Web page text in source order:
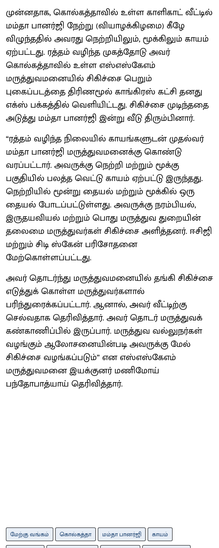
முன்னதாக, கொல்கத்தாவில் உள்ள காளிகாட் வீட்டில்
மம்தா பானர்ஜி நேற்று (வியாழக்கிழமை) கீழே
விழுந்ததில் அவரது நெற்றியிலும், மூக்கிலும் காயம்
ஏற்பட்டது. ரத்தம் வழிந்த முகத்தோடு அவர்
கொல்கத்தாவில் உள்ள எஸ்எஸ்கேஎம்
மருத்துவமனையில் சிகிச்சை பெறும்
புகைப்படத்தை திரிணமூல் காங்கிரஸ் கட்சி தனது
எக்ஸ் பக்கத்தில் வெளியிட்டது. சிகிச்சை முடிந்ததை
அடுத்து மம்தா பானர்ஜி இன்று வீடு திரும்பினார்.
“ரத்தம் வழிந்த நிலையில் காயங்களுடன் முதல்வர்
மம்தா பானர்ஜி மருத்துவமனைக்கு கொண்டு
வரப்பட்டார். அவருக்கு நெற்றி மற்றும் மூக்கு
பகுதியில் பலத்த வெட்டு காயம் ஏற்பட்டு இருந்தது.
நெற்றியில் மூன்று தையல் மற்றும் மூக்கில் ஒரு
தையல் போடப்பட்டுள்ளது. அவருக்கு நரம்பியல்,
இருதயவியல் மற்றும் பொது மருத்துவ துறையின்
தலைமை மருத்துவர்கள் சிகிச்சை அளித்தனர். ஈசிஜி
மற்றும் சிடி ஸ்கேன் பரிசோதனை
மேற்கொள்ளப்பட்டது.
அவர் தொடர்ந்து மருத்துவமனையில் தங்கி சிகிச்சை
எடுத்துக் கொள்ள மருத்துவர்களால்
பரிந்துரைக்கப்பட்டார். ஆனால், அவர் வீட்டிற்கு
செல்வதாக தெரிவித்தார். அவர் தொடர் மருத்துவக்
கண்காணிப்பில் இருப்பார். மருத்துவ வல்லுநர்கள்
வழங்கும் ஆலோசனையின்படி அவருக்கு மேல்
சிகிச்சை வழங்கப்படும்” என எஸ்எஸ்கேஎம்
மருத்துவமனை இயக்குனர் மணிமோய்
பந்தோபாத்யாய் தெரிவித்தார்.
மேற்கு வங்கம் கொல்கத்தா மம்தா பானர்ஜி
காயம்